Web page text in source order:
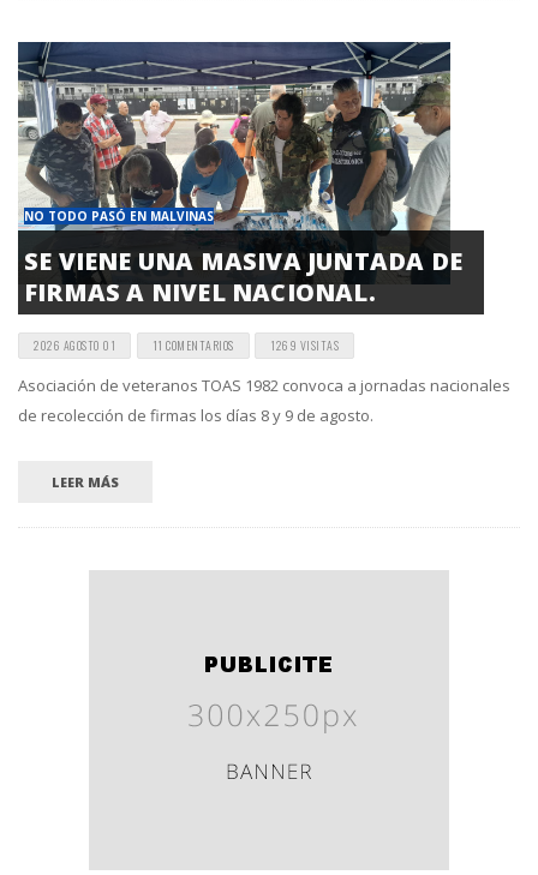
NO TODO PASÓ EN MALVINAS
SE VIENE UNA MASIVA JUNTADA DE
FIRMAS A NIVEL NACIONAL.
2026 AGOSTO 01 11 COMENTARIOS 1269 VISITAS
Asociación de veteranos TOAS 1982 convoca a jornadas nacionales
de recolección de firmas los días 8 y 9 de agosto.
LEER MÁS